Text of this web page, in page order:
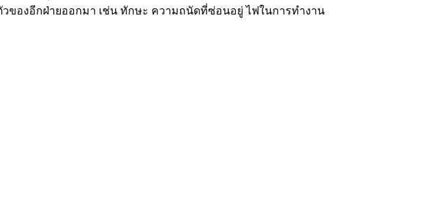
ของอีกฝ่ายออกมา เช่น ทักษะ ความถนัดที่ซ่อนอยู่ ไฟในการทำงาน